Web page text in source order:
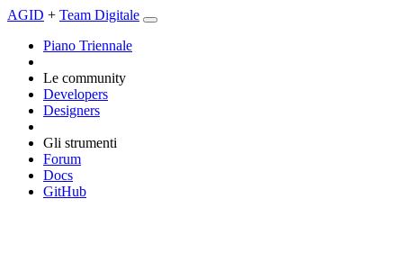
AGID + Team Digitale
Piano Triennale
Le community
Developers
Designers
Gli strumenti
Forum
Docs
GitHub